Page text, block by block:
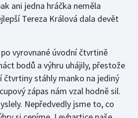
ani jedna hráčka neměla
Tereza Králová dala devět
vyrovnané úvodní čtvrtině
bodů a výhru uhájily, přestože
čtvrtiny stáhly manko na jediný
zápas nám vzal hodně sil.
Nepředvedly jsme to, co